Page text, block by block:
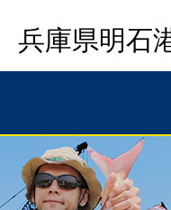
兵庫県明石